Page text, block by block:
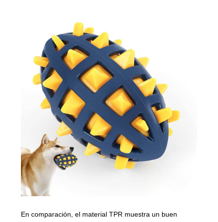
En comparación, el material TPR muestra un buen